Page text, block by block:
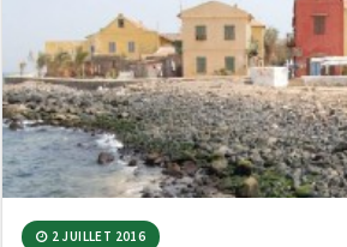
2 JUILLET 2016